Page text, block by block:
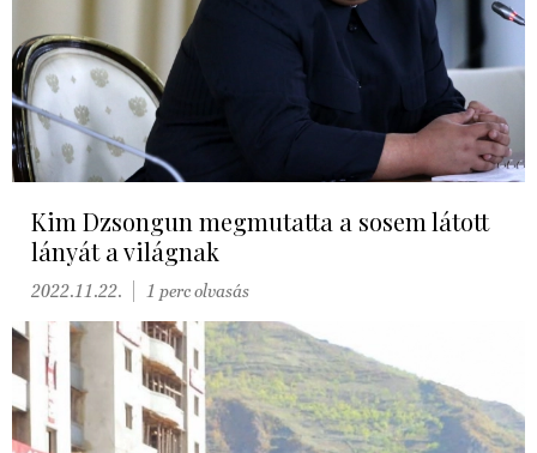
Kim Dzsongun megmutatta a sosem látott
lányát a világnak
2022.11.22. 1 perc olvasás